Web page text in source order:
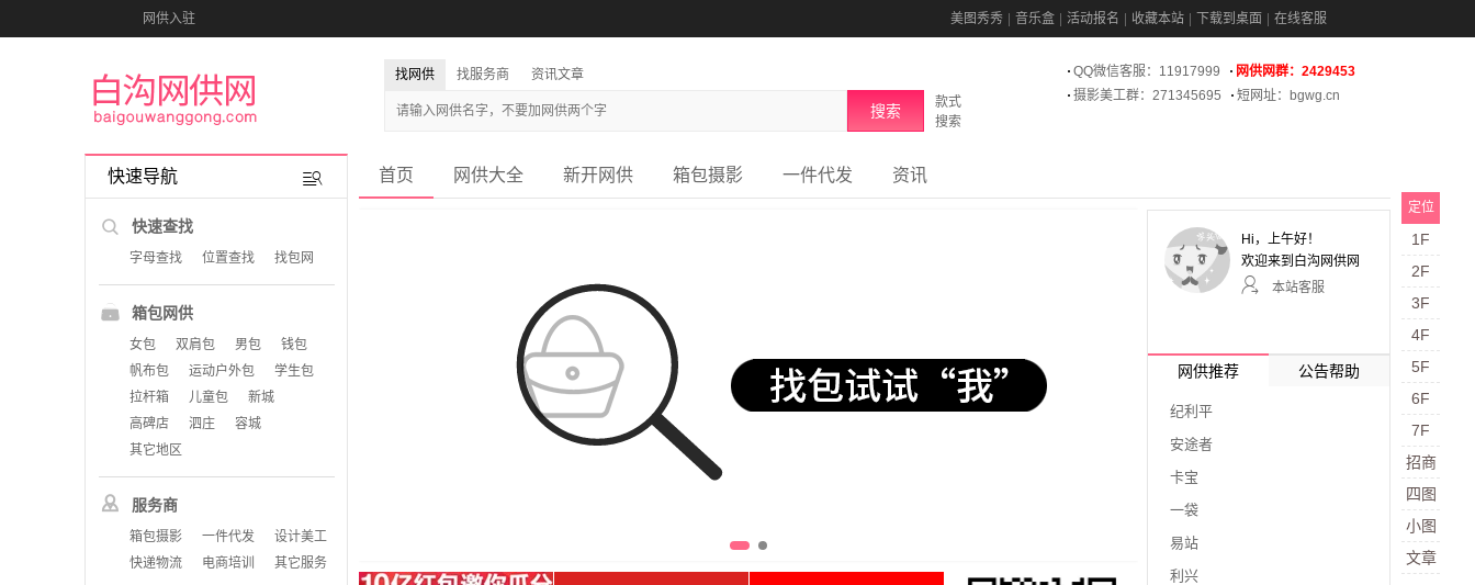
网供入驻 美图秀秀 音乐盒 活动报名 收藏本站 下载到桌面 在线客服
找网供 找服务商 资讯文章
搜索
款式
搜索
QQ微信客服：11917999
网供网群：2429453
摄影美工群：271345695
短网址：bgwg.cn
快速导航 首页 网供大全 新开网供 箱包摄影 一件代发 资讯
快速查找
字母查找 位置查找 找包网
箱包网供
女包 双肩包 男包
钱包
帆布包
运动户外包
学生包
拉杆箱
儿童包
新城
高碑店
泗庄
容城
其它地区
服务商
箱包摄影 一件代发
设计美工
快递物流
电商培训 其它服务
Hi， 上午好！
欢迎来到白沟网供网
本站客服
网供推荐 公告帮助
纪利平
安途者
卡宝
一袋
易站
利兴
定位
1F
2F
3F
4F
5F
6F
7F
招商
四图
小图
文章